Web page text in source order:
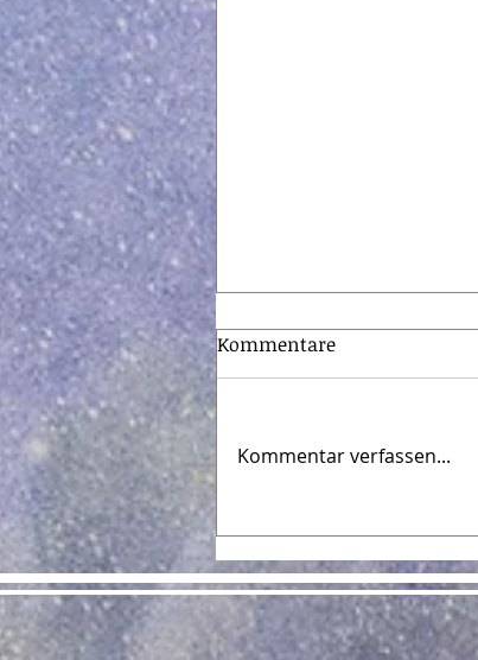
gehen.
Kommentare
Kommentar verfassen...